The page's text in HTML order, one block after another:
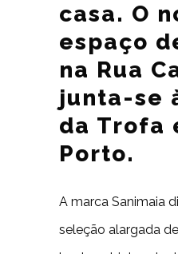
casa. O
espaço
na Rua
junta-se
da Trofa
Porto.
A marca Sanimaia
seleção alargada